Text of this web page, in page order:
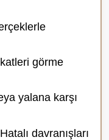
görme
yalana karşı
Hatalı davranışları